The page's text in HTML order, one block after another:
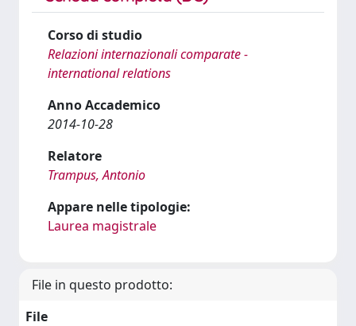
Corso di studio
Relazioni internazionali comparate -
international relations
Anno Accademico
2014-10-28
Relatore
Trampus, Antonio
Appare nelle tipologie:
Laurea magistrale
File in questo prodotto:
File